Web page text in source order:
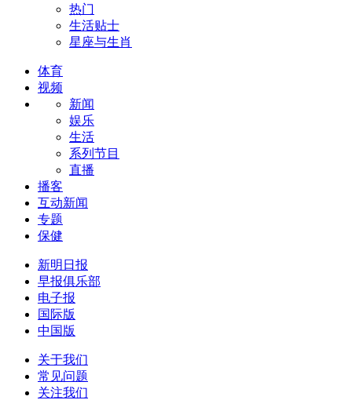
热门
生活贴士
星座与生肖
体育
视频
新闻
娱乐
生活
系列节目
直播
播客
互动新闻
专题
保健
新明日报
早报俱乐部
电子报
国际版
中国版
关于我们
常见问题
关注我们